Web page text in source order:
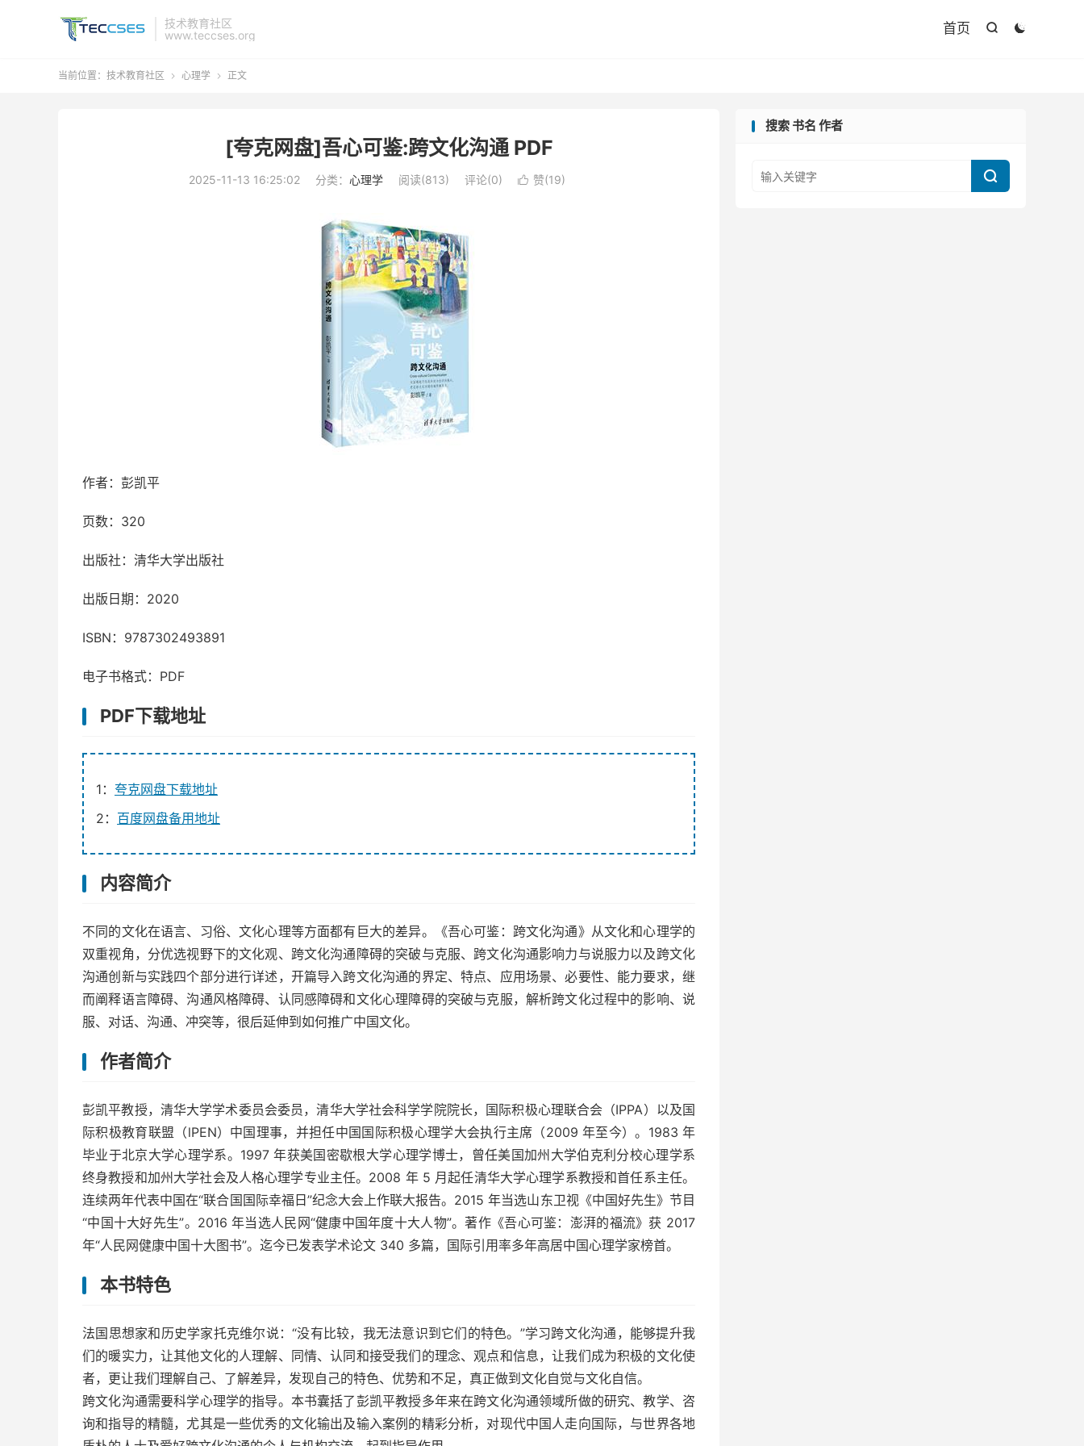
技术教育社区
www.teccses.org


首页
当前位置： 技术教育社区  心理学  正文
[夸克网盘]吾心可鉴:跨文化沟通 PDF
2025-11-13 16:25:02 分类： 心理学 阅读(813) 评论(0)  赞(19)
作者：彭凯平
页数：320
出版社：清华大学出版社
出版日期：2020
ISBN：9787302493891
电子书格式：PDF
PDF下载地址
1： 夸克网盘下载地址
2： 百度网盘备用地址
内容简介
不同的文化在语言、习俗、文化心理等方面都有巨大的差异。《吾心可鉴：跨文化沟通》从文化和心理学的
双重视角，分优选视野下的文化观、跨文化沟通障碍的突破与克服、跨文化沟通影响力与说服力以及跨文化
沟通创新与实践四个部分进行详述，开篇导入跨文化沟通的界定、特点、应用场景、必要性、能力要求，继
而阐释语言障碍、沟通风格障碍、认同感障碍和文化心理障碍的突破与克服，解析跨文化过程中的影响、说
服、对话、沟通、冲突等，很后延伸到如何推广中国文化。
作者简介
彭凯平教授，清华大学学术委员会委员，清华大学社会科学学院院长，国际积极心理联合会（IPPA）以及国
际积极教育联盟（lPEN）中国理事，并担任中国国际积极心理学大会执行主席（2009 年至今）。1983 年
毕业于北京大学心理学系。1997 年获美国密歇根大学心理学博士，曾任美国加州大学伯克利分校心理学系
终身教授和加州大学社会及人格心理学专业主任。2008 年 5 月起任清华大学心理学系教授和首任系主任。
连续两年代表中国在“联合国国际幸福日”纪念大会上作联大报告。2015 年当选山东卫视《中国好先生》节目
“中国十大好先生”。2016 年当选人民网“健康中国年度十大人物”。著作《吾心可鉴：澎湃的福流》获 2017
年“人民网健康中国十大图书”。迄今已发表学术论文 340 多篇，国际引用率多年高居中国心理学家榜首。
本书特色
法国思想家和历史学家托克维尔说：“没有比较，我无法意识到它们的特色。”学习跨文化沟通，能够提升我
们的暖实力，让其他文化的人理解、同情、认同和接受我们的理念、观点和信息，让我们成为积极的文化使
者，更让我们理解自己、了解差异，发现自己的特色、优势和不足，真正做到文化自觉与文化自信。
跨文化沟通需要科学心理学的指导。本书囊括了彭凯平教授多年来在跨文化沟通领域所做的研究、教学、咨
询和指导的精髓，尤其是一些优秀的文化输出及输入案例的精彩分析，对现代中国人走向国际，与世界各地
搜索 书名 作者
